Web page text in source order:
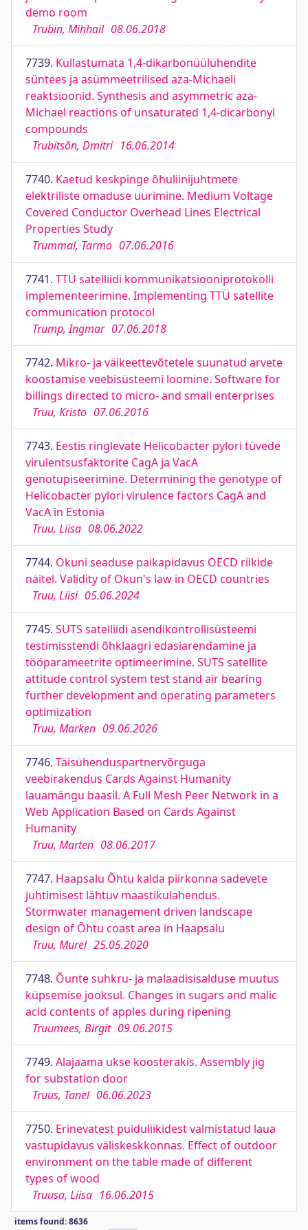
demo room
Trubin, Mihhail 08.06.2018
7739. Küllastumata 1,4-dikarbonüülühendite
süntees ja asümmeetrilised aza-Michaeli
reaktsioonid. Synthesis and asymmetric aza-
Michael reactions of unsaturated 1,4-dicarbonyl
compounds
Trubitsõn, Dmitri 16.06.2014
7740. Kaetud keskpinge õhuliinijuhtmete
elektriliste omaduse uurimine. Medium Voltage
Covered Conductor Overhead Lines Electrical
Properties Study
Trummal, Tarmo 07.06.2016
7741. TTÜ satelliidi kommunikatsiooniprotokolli
implementeerimine. Implementing TTÜ satellite
communication protocol
Trump, Ingmar 07.06.2018
7742. Mikro- ja väikeettevõtetele suunatud arvete
koostamise veebisüsteemi loomine. Software for
billings directed to micro- and small enterprises
Truu, Kristo 07.06.2016
7743. Eestis ringlevate Helicobacter pylori tüvede
virulentsusfaktorite CagA ja VacA
genotüpiseerimine. Determining the genotype of
Helicobacter pylori virulence factors CagA and
VacA in Estonia
Truu, Liisa 08.06.2022
7744. Okuni seaduse paikapidavus OECD riikide
näitel. Validity of Okun's law in OECD countries
Truu, Liisi 05.06.2024
7745. SUTS satelliidi asendikontrollisüsteemi
testimisstendi õhklaagri edasiarendamine ja
tööparameetrite optimeerimine. SUTS satellite
attitude control system test stand air bearing
further development and operating parameters
optimization
Truu, Marken 09.06.2026
7746. Täisühenduspartnervõrguga
veebirakendus Cards Against Humanity
lauamängu baasil. A Full Mesh Peer Network in a
Web Application Based on Cards Against
Humanity
Truu, Marten 08.06.2017
7747. Haapsalu Õhtu kalda piirkonna sadevete
juhtimisest lähtuv maastikulahendus.
Stormwater management driven landscape
design of Õhtu coast area in Haapsalu
Truu, Murel 25.05.2020
7748. Õunte suhkru- ja malaadisisalduse muutus
küpsemise jooksul. Changes in sugars and malic
acid contents of apples during ripening
Truumees, Birgit 09.06.2015
7749. Alajaama ukse koosterakis. Assembly jig
for substation door
Truus, Tanel 06.06.2023
7750. Erinevatest puiduliikidest valmistatud laua
vastupidavus väliskeskkonnas. Effect of outdoor
environment on the table made of different
types of wood
Truusa, Liisa 16.06.2015
items found: 8636